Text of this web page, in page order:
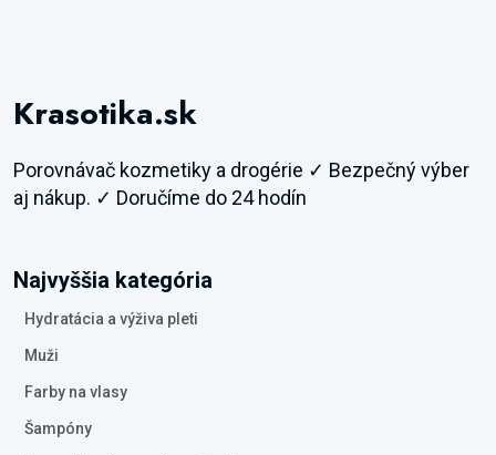
Krasotika.sk
Porovnávač kozmetiky a drogérie ✓ Bezpečný výber
aj nákup. ✓ Doručíme do 24 hodín
Najvyššia kategória
Hydratácia a výživa pleti
Muži
Farby na vlasy
Šampóny